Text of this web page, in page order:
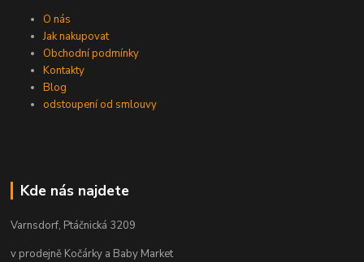
O nás
Jak nakupovat
Obchodní podmínky
Kontakty
Blog
odstoupení od smlouvy
Kde nás najdete
Varnsdorf, Ptáčnická 3209
v prodejně Kočárky a Baby Market